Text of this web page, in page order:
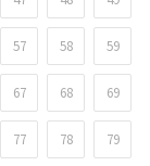
57 58 59
67 68 69
77 78 79